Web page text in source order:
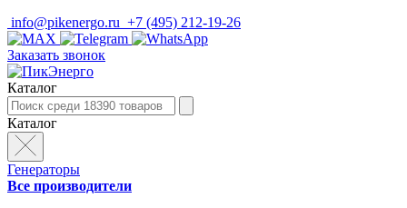
info@pikenergo.ru +7 (495) 212-19-26
Заказать звонок
Каталог
Каталог
Генераторы
Все производители